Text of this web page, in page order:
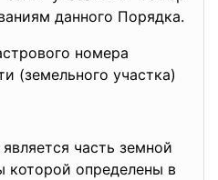
данного Порядка.
номера
(земельного участка)
часть земной
которой определены в